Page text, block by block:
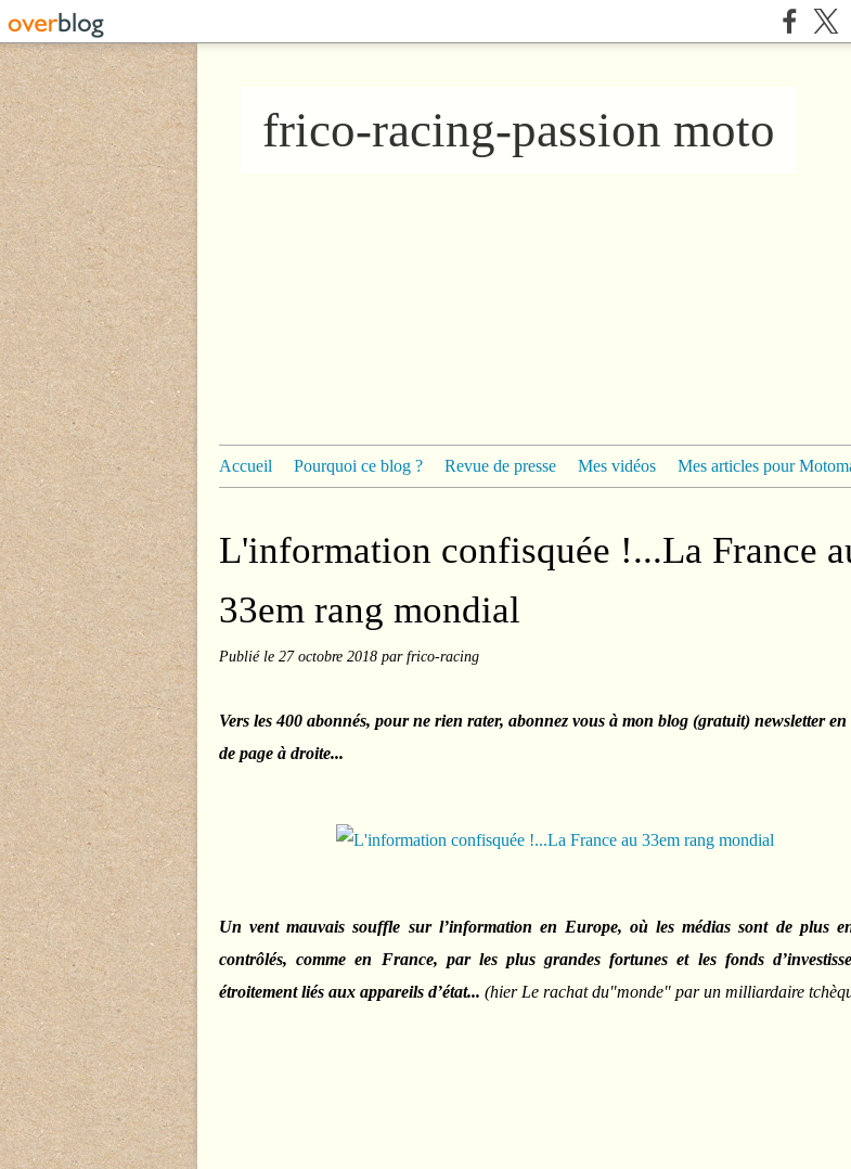
frico-racing-passion moto
Accueil Pourquoi ce blog ? Revue de presse Mes vidéos Mes articles pour
L'information confisquée !...La France
33em rang mondial
Publié le 27 octobre 2018 par frico-racing
Vers les 400 abonnés, pour ne rien rater, abonnez vous à mon blog (gratuit) newsletter en
de page à droite...
Un vent mauvais souffle sur l’information en Europe, où les médias sont de plus
contrôlés, comme en France, par les plus grandes fortunes et les fonds
étroitement liés aux appareils d’état... (hier Le rachat du"monde" par un milliardaire